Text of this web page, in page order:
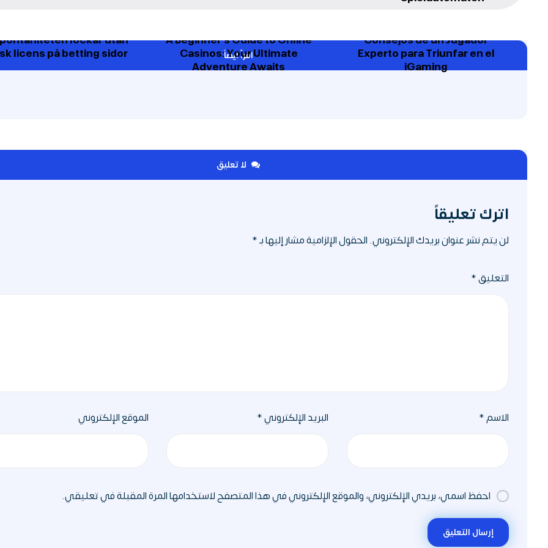
اقرأ ايضاً
Consejos de un Jugador
Experto para Triunfar en el
iGaming
A Beginner’s Guide to Online
Casinos: Your Ultimate
Adventure Awaits
lockar utan
licens på betting sidor
لا تعليق
اترك تعليقاً
لن يتم نشر عنوان بريدك الإلكتروني.الحقول الإلزامية مشار إليها بـ*
التعليق*
الاسم* البريد الإلكتروني* الموقع الإلكتروني
احفظ اسمي، بريدي الإلكتروني، والموقع الإلكتروني في هذا المتصفح لاستخدامها المرة المقبلة في تعليقي.
إرسال التعليق